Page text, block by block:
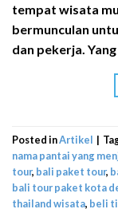
tempat wisata
bermunculan
dan pekerja.
Posted inArtikel |
nama pantai yang
tour, bali paket tour,
bali tour paket kota
thailand wisata, beli